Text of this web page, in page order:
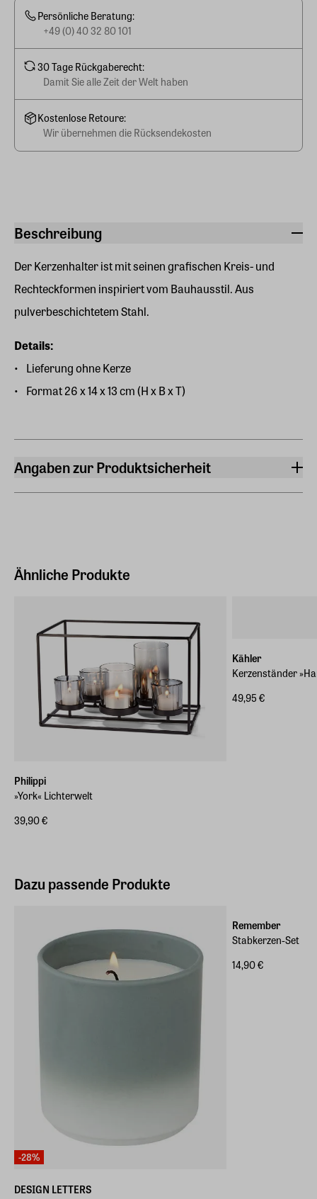
Beschreibung
Der Kerzenhalter ist mit seinen grafischen Kreis- und
Rechteckformen inspiriert vom Bauhausstil. Aus
pulverbeschichtetem Stahl.
Details:
Lieferung ohne Kerze
Format 26 x 14 x 13 cm (H x B x T)
Angaben zur Produktsicherheit
Deutschland (EU)
Persönliche Beratung:
+49 (0) 40 32 80 101
30 Tage Rückgaberecht:
Damit Sie alle Zeit der Welt haben
Kostenlose Retoure:
Wir übernehmen die Rücksendekosten
Ähnliche Produkte
Philippi
»York« Lichterwelt
39,90 €
Kähler
Kerzenständer
49,95 €
Dazu passende Produkte
-28%
DESIGN LETTERS
Remember
Stabkerzen-Set
14,90 €